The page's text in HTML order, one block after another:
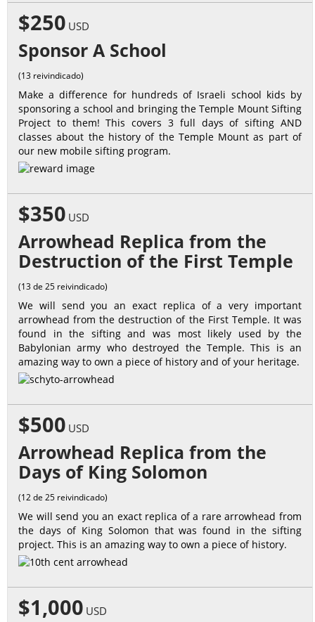
$250 USD
Sponsor A School
(13 reivindicado)
Make a difference for hundreds of Israeli school kids by
sponsoring a school and bringing the Temple Mount Sifting
Project to them! This covers 3 full days of sifting AND
classes about the history of the Temple Mount as part of
our new mobile sifting program.
$350 USD
Arrowhead Replica from the
Destruction of the First Temple
(13 de 25 reivindicado)
We will send you an exact replica of a very important
arrowhead from the destruction of the First Temple. It was
found in the sifting and was most likely used by the
Babylonian army who destroyed the Temple. This is an
amazing way to own a piece of history and of your heritage.
$500 USD
Arrowhead Replica from the
Days of King Solomon
(12 de 25 reivindicado)
We will send you an exact replica of a rare arrowhead from
the days of King Solomon that was found in the sifting
project. This is an amazing way to own a piece of history.
$1,000 USD